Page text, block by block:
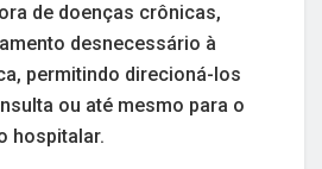
de doenças crônicas,
desnecessário à
permitindo direcioná-los
ou até mesmo para o
hospitalar.